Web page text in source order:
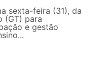
sexta-feira (31), da
(GT) para
e gestão